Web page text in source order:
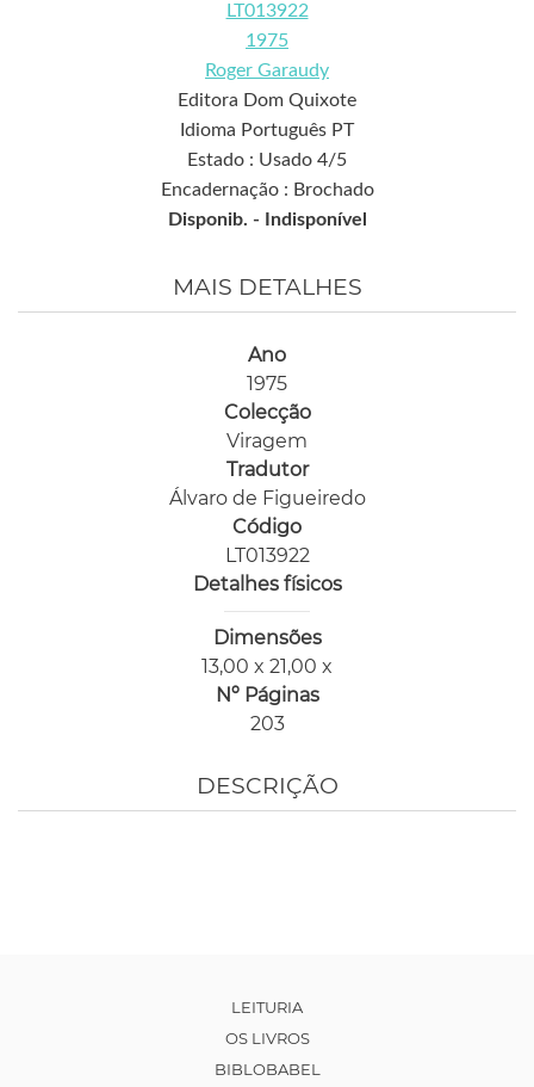
LT013922
1975
Roger Garaudy
Editora Dom Quixote
Idioma Português PT
Estado : Usado 4/5
Encadernação : Brochado
Disponib. -
Indisponível
MAIS DETALHES
Ano
1975
Colecção
Viragem
Tradutor
Álvaro de Figueiredo
Código
LT013922
Detalhes físicos
Dimensões
13,00 x 21,00 x
Nº Páginas
203
DESCRIÇÃO
LEITURIA
OS LIVROS
BIBLOBABEL